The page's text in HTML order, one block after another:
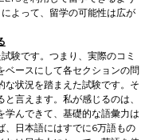
よって、留学の可能性は広が
験です。つまり、実際のコミ
ベースにして各セクションの問
な状況を踏まえた試験です。そ
言えます。私が感じるのは、
学んできて、基礎的な語彙力は
、日本語にはすでに6万語もの